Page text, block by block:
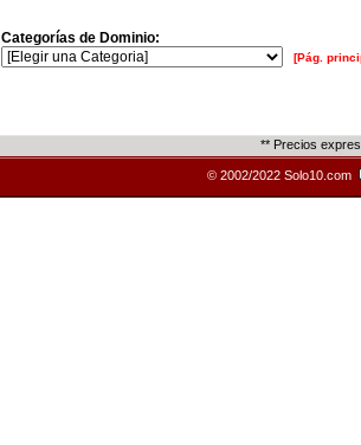
Categorías de Dominio:
[Pág.
** Precios
© 2002/2022 Solo10.com